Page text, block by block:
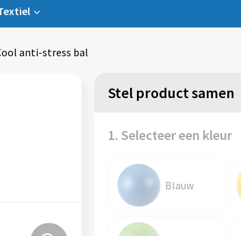
anti-stress bal
Stel product samen
1. Selecteer een kleur
Blauw